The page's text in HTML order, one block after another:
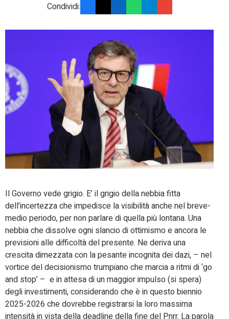
Condividi:
Il Governo vede grigio. E’ il grigio della nebbia fitta
dell’incertezza che impedisce la visibilità anche nel breve-
medio periodo, per non parlare di quella più lontana. Una
nebbia che dissolve ogni slancio di ottimismo e ancora le
previsioni alle difficoltà del presente. Ne deriva una
crescita dimezzata con la pesante incognita dei dazi, – nel
vortice del decisionismo trumpiano che marcia a ritmi di ‘go
and stop’ – e in attesa di un maggior impulso (si spera)
degli investimenti, considerando che è in questo biennio
2025-2026 che dovrebbe registrarsi la loro massima